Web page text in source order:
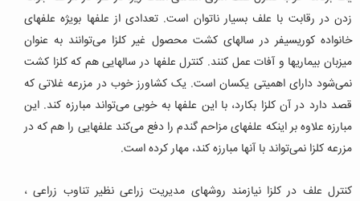
زدن در رقابت با علف بسیار ناتوان است. تعدادی از علفها بویژه علفهای
خانواده کوریسیفر در سالهای کشت محصول غیر کلزا می‌توانند به عنوان
میزبان بیماریها و آفات عمل کنند. کنترل علفها در سالهایی هم که کلزا کشت
نمی‌شود دارای اهمیتی یکسان است. یک کشاورز خوب در مزرعه غلاتی که
قصد دارد در آن کلزا بکارد، با این علفها به خوبی می‌تواند مبارزه کند. این
مبارزه علاوه بر اینکه علفهای مزاحم گندم را دفع می‌کند علفهایی را هم که در
مزرعه کلزا نمی‌تواند با آنها مبارزه کند، مهار کرده است.
کنترل علف در کلزا نیازمند روشهای مدیریت زراعی نظیر تناوب زراعی ،